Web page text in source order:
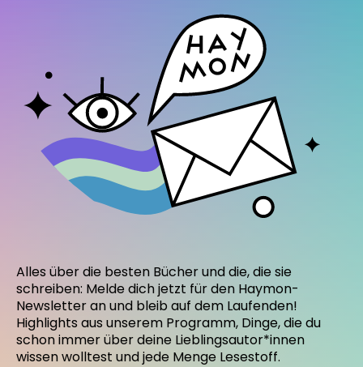
Alles über die besten Bücher und die, die sie
schreiben: Melde dich jetzt für den Haymon-
Newsletter an und bleib auf dem Laufenden!
Highlights aus unserem Programm, Dinge, die du
schon immer über deine Lieblingsautor*innen
wissen wolltest und jede Menge Lesestoff.